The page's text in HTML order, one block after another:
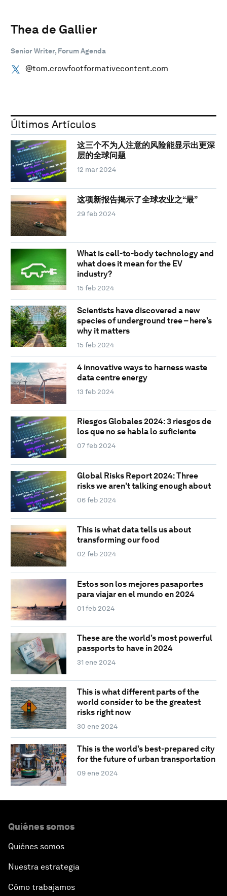
Thea de Gallier
Senior Writer, Forum Agenda
@tom.crowfootformativecontent.com
Últimos Artículos
这三个不为人注意的风险能显示出更深
层的全球问题
12 mar 2024
这项新报告揭示了全球农业之“最”
29 feb 2024
What is cell-to-body technology and
what does it mean for the EV
industry?
15 feb 2024
Scientists have discovered a new
species of underground tree – here’s
why it matters
15 feb 2024
4 innovative ways to harness waste
data centre energy
13 feb 2024
Riesgos Globales 2024: 3 riesgos de
los que no se habla lo suficiente
07 feb 2024
Global Risks Report 2024: Three
risks we aren't talking enough about
06 feb 2024
This is what data tells us about
transforming our food
02 feb 2024
Estos son los mejores pasaportes
para viajar en el mundo en 2024
01 feb 2024
These are the world’s most powerful
passports to have in 2024
31 ene 2024
This is what different parts of the
world consider to be the greatest
risks right now
30 ene 2024
This is the world’s best-prepared city
for the future of urban transportation
09 ene 2024
Quiénes somos
Quiénes somos
Nuestra estrategia
Cómo trabajamos